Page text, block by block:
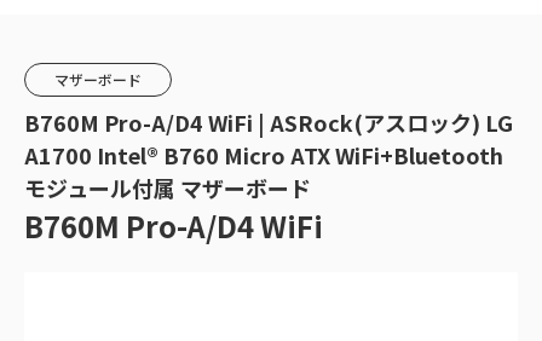
マザーボード
B760M Pro-A/D4 WiFi | ASRock(アスロック) LG
A1700 Intel® B760 Micro ATX WiFi+Bluetooth
モジュール付属 マザーボード
B760M Pro-A/D4 WiFi